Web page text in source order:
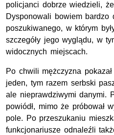
policjanci dobrze wiedzieli,
Dysponowali bowiem bardzo
poszukiwanego, w którym
szczegóły jego wyglądu, w
widocznych miejscach.
Po chwili mężczyzna
jeden, tym razem serbski
ale nieprawdziwymi danymi.
powiódł, mimo że próbował
pole. Po przeszukaniu
funkcjonariusze odnaleźli